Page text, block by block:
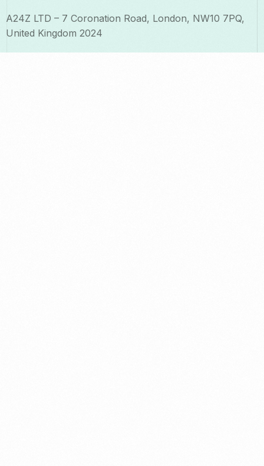
A24Z LTD – 7 Coronation Road, London, NW10 7PQ,
United Kingdom 2024